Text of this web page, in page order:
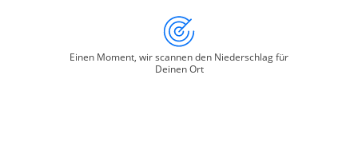
Einen Moment, wir scannen den Niederschlag für
Deinen Ort